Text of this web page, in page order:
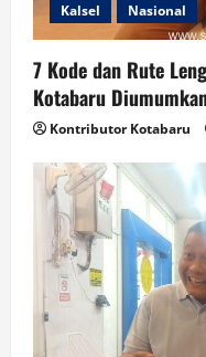
Kalsel Nasional
7 Kode dan Rute
Kotabaru
Kontributor Kotabaru